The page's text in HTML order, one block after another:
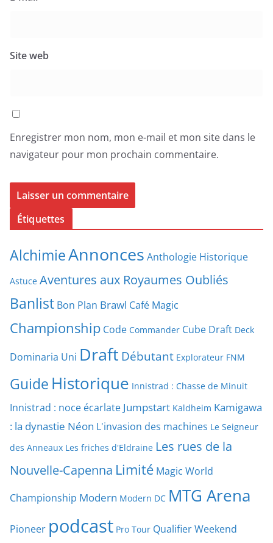
Site web
Enregistrer mon nom, mon e-mail et mon site dans le
navigateur pour mon prochain commentaire.
Étiquettes
AlchimieAnnonces Anthologie Historique
Astuce Aventures aux Royaumes Oubliés
Banlist Bon Plan Brawl Café Magic
Championship Code Commander Cube Draft Deck
Dominaria Uni Draft Débutant Explorateur FNM
Guide Historique Innistrad : Chasse de Minuit
Innistrad : noce écarlate Jumpstart Kaldheim Kamigawa
: la dynastie Néon L'invasion des machines Le Seigneur
des Anneaux Les friches d'Eldraine Les rues de la
Nouvelle-Capenna Limité Magic World
Championship Modern Modern DC MTG Arena
Pioneer podcast Pro Tour Qualifier Weekend